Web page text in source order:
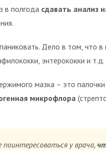
в полгода сдавать анализ
Дело в том, что
энтерококки и т.д.
мазка – это
микрофлора
у врача,